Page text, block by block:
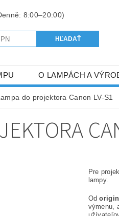
O LAMPÁCH A
do projektora Canon LV-S1
Pre
lampy.
Od
výmenu,